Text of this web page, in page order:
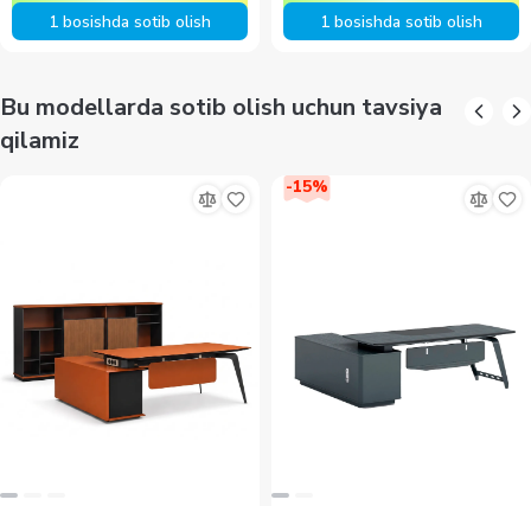
1 bosishda sotib olish
1 bosishda sotib olish
Bu modellarda sotib olish uchun tavsiya
qilamiz
-15%